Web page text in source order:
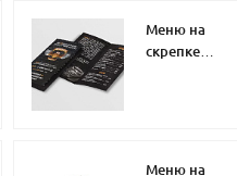
Меню на
скрепке
Меню на